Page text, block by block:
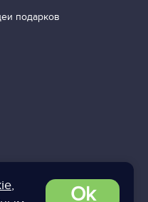
,
Ok
подарков